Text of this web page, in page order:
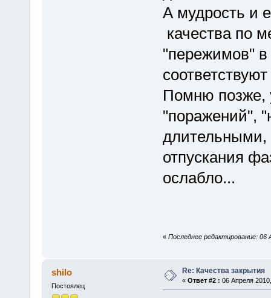
А мудрость и
качества по
"пережимов" в
Помню позже,
"поражений",
длительными,
отпускания
ослабло...
« Последнее редактирование: 06
shilo
Постоялец
Re: Качества закрытия
« Ответ #2 : 06 Апреля